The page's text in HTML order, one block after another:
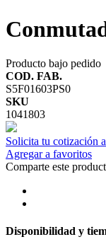
Producto bajo pedido
COD. FAB.
S5F01603PS0
SKU
1041803
Solicita tu cotización
Agregar a favoritos
Comparte este
Disponibilidad y